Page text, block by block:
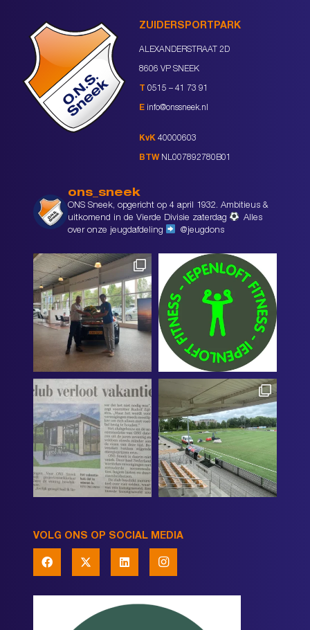
ZUIDERSPORTPARK
ALEXANDERSTRAAT 2D
8606 VP SNEEK
T 0515 – 41 73 91
E info@onssneek.nl
KvK 40000603
BTW NL007892780B01
ons_sneek
ONS Sneek, opgericht op 4 april 1932. Ambitieus &
uitkomend in de Vierde Divisie zaterdag
Alles
over onze jeugdafdeling
@jeugdons
VOLG ONS OP SOCIAL MEDIA